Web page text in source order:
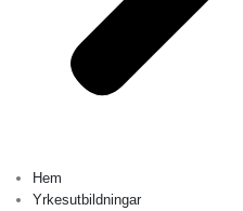
Hem
Yrkesutbildningar